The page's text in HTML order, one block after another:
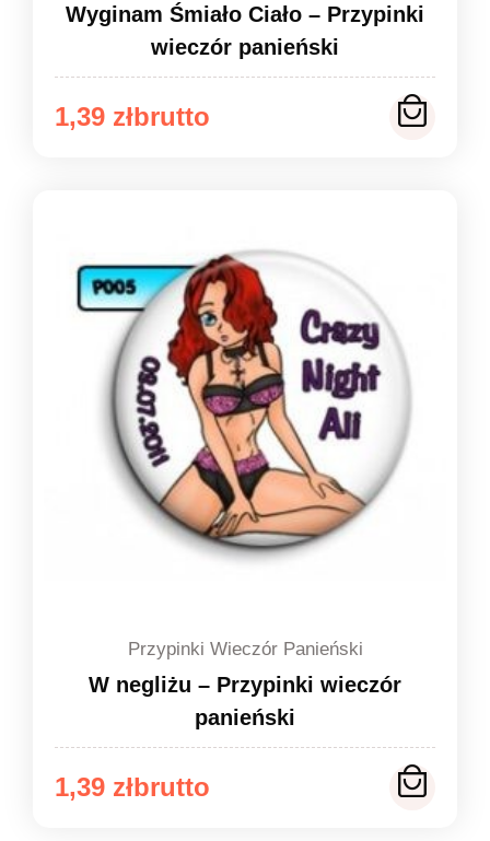
Wyginam Śmiało Ciało – Przypinki
wieczór panieński
1,39 zł
Zakres
do
1,49 zł
Przypinki Wieczór Panieński
W negliżu – Przypinki wieczór
panieński
1,39 zł
Zakres